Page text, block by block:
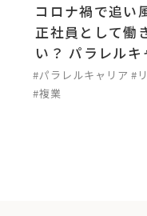
コロナ禍で追い
正社員として働
い？ パラレル
#パラレルキャリア #
#複業